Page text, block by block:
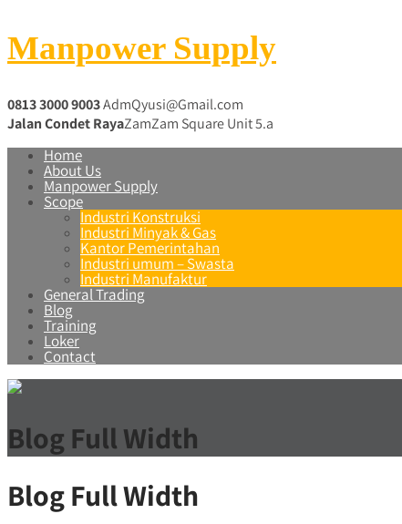
Manpower Supply
0813 3000 9003AdmQyusi@Gmail.com
Jalan Condet RayaZamZam Square Unit 5.a
Home
About Us
Manpower Supply
Scope
Industri Konstruksi
Industri Minyak & Gas
Kantor Pemerintahan
Industri umum – Swasta
Industri Manufaktur
General Trading
Blog
Training
Loker
Contact
Blog Full Width
Blog Full Width